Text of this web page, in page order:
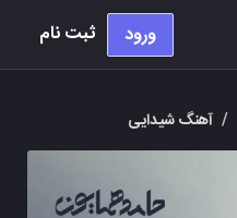
ورود ثبت نام
/ آهنگ شیدایی